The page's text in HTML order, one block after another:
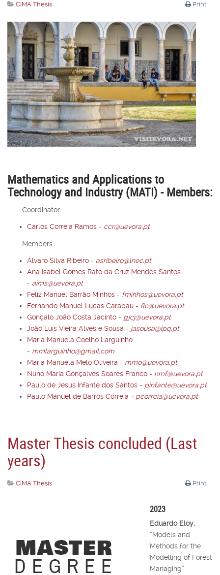
Print
CIMA Thesis
Mathematics and Applications to
Technology and Industry (MATI) - Members:
Coordinator:
Carlos Correia Ramos - ccr@uevora.pt
Members:
Álvaro Silva Ribeiro - asribeiro@lnec.pt
Ana Isabel Gomes Rato da Cruz Mendes Santos
- aims@uevora.pt
Feliz Manuel Barrão Minhós - fminhos@uevora.pt
Fernando Manuel Lucas Carapau - flc@uevora.pt
Gonçalo João Costa Jacinto - gjcj@uevora.pt
João Luís Vieira Alves e Sousa - jasousa@ipq.pt
Maria Manuela Coelho Larguinho
- mmlarguinho@gmail.com
Maria Manuela Melo Oliveira - mmo@uevora.pt
Nuno Maria Gonçalves Soares Franco - nmf@uevora.pt
Paulo de Jesus Infante dos Santos - pinfante@uevora.pt
Paulo Manuel de Barros Correia - pcorreia@uevora.pt
Master Thesis concluded (Last
years)
Print
CIMA Thesis
2023
Eduardo Eloy,
“Models and
Methods for the
Modelling of Forest
Managing”.